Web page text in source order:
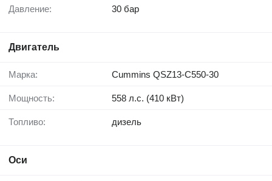
Давление: 30 бар
Двигатель
Марка: Cummins QSZ13-C550-30
Мощность: 558 л.с. (410 кВт)
Топливо: дизель
Оси